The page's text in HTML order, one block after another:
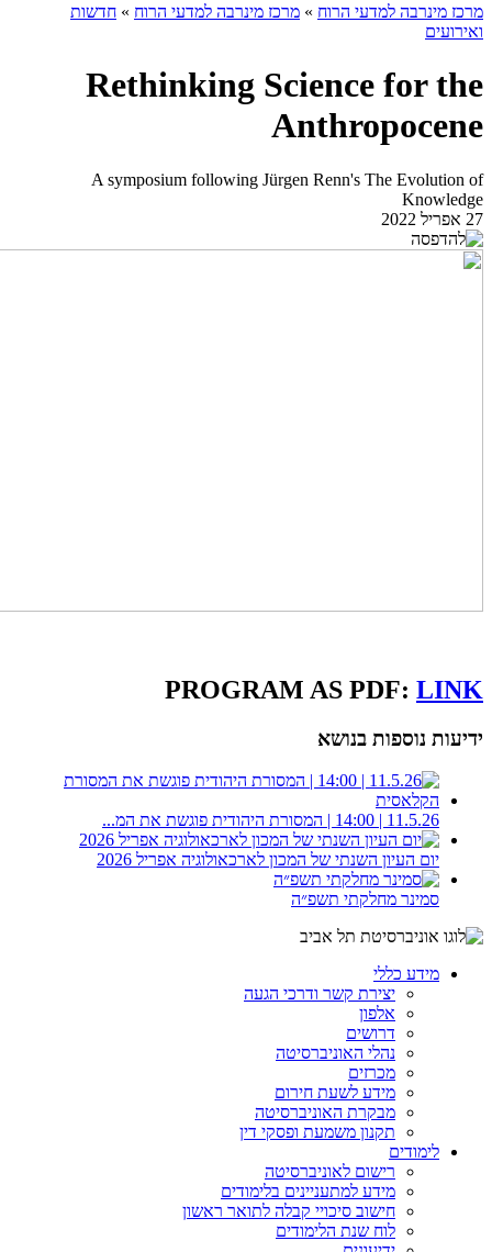
מרכז מינרבה למדעי הרוח » מרכז מינרבה למדעי הרוח » חדשות
ואירועים
Rethinking Science for the
Anthropocene
A symposium following Jürgen Renn's The Evolution of
Knowledge
27 אפריל 2022
PROGRAM AS PDF: LINK
ידיעות נוספות בנושא
11.5.26 | 14:00 | המסורת היהודית פוגשת את המ...
יום העיון השנתי של המכון לארכאולוגיה אפריל 2026
סמינר מחלקתי תשפ״ה
מידע כללי
יצירת קשר ודרכי הגעה
אלפון
דרושים
נהלי האוניברסיטה
מכרזים
מידע לשעת חירום
מבקרת האוניברסיטה
תקנון משמעת ופסקי דין
לימודים
רישום לאוניברסיטה
מידע למתעניינים בלימודים
חישוב סיכויי קבלה לתואר ראשון
לוח שנת הלימודים